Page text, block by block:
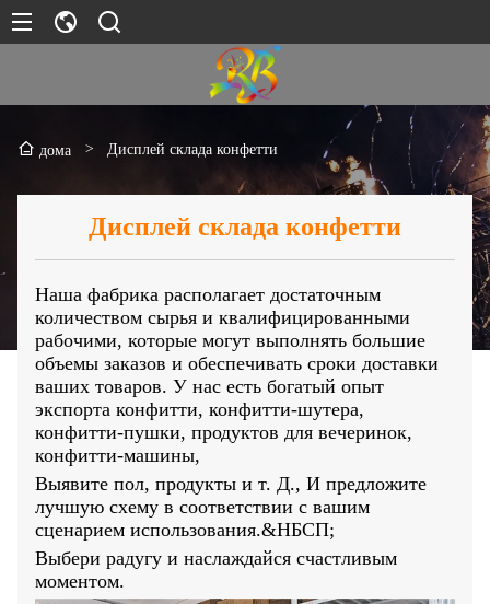
дома > Дисплей склада конфетти
Дисплей склада конфетти
Наша фабрика располагает достаточным
количеством сырья и квалифицированными
рабочими, которые могут выполнять большие
объемы заказов и обеспечивать сроки доставки
ваших товаров. У нас есть богатый опыт
экспорта конфитти, конфитти-шутера,
конфитти-пушки, продуктов для вечеринок,
конфитти-машины,
Выявите пол, продукты и т. Д., И предложите
лучшую схему в соответствии с вашим
сценарием использования.&НБСП;
Выбери радугу и наслаждайся счастливым
моментом.